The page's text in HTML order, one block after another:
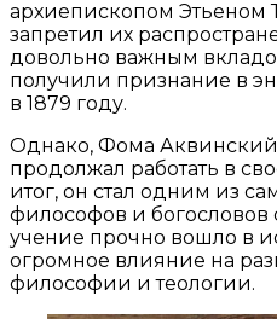
архиепископом Этьеном
запретил их
довольно важным
получили признание в
в 1879 году.
Однако, Фома Аквинский
продолжал работать в
итог, он стал одним из
философов и богословов
учение прочно вошло в
огромное влияние на
философии и теологии.